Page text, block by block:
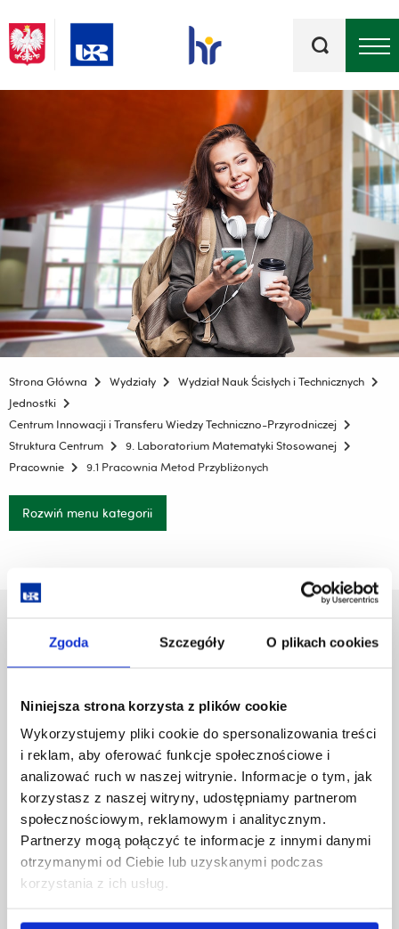
Zgoda Szczegóły O plikach cookies
Niniejsza strona korzysta z plików cookie
Wykorzystujemy pliki cookie do spersonalizowania treści
i reklam, aby oferować funkcje społecznościowe i
analizować ruch w naszej witrynie. Informacje o tym, jak
korzystasz z naszej witryny, udostępniamy partnerom
społecznościowym, reklamowym i analitycznym.
Partnerzy mogą połączyć te informacje z innymi danymi
otrzymanymi od Ciebie lub uzyskanymi podczas
korzystania z ich usług.
kluczowe
Strona Główna Wydziały
Wydział Nauk Ścisłych i Technicznych
Jednostki
Centrum Innowacji i Transferu Wiedzy Techniczno-Przyrodniczej
Struktura Centrum
9. Laboratorium Matematyki Stosowanej
Pracownie
9.1 Pracownia Metod Przybliżonych
Rozwiń menu kategorii
Al. Tadeusza Rejtana 16C
35-959 Rzeszów
Pomiń
nawigację
przejdź
treści
Polityka prywatności
Mapa serwisu
Biblioteka
Wydawnictwo
Covid info
Studia podyplomowe
Praca na UR
Zamówienia publiczne
Fundusze strukturalne
Projekty współfinansowane przez UE